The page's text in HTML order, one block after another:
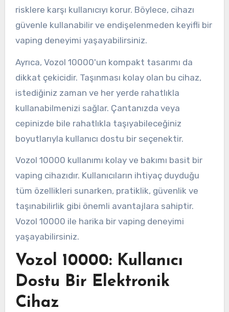
risklere karşı kullanıcıyı korur. Böylece, cihazı
güvenle kullanabilir ve endişelenmeden keyifli bir
vaping deneyimi yaşayabilirsiniz.
Ayrıca, Vozol 10000'un kompakt tasarımı da
dikkat çekicidir. Taşınması kolay olan bu cihaz,
istediğiniz zaman ve her yerde rahatlıkla
kullanabilmenizi sağlar. Çantanızda veya
cepinizde bile rahatlıkla taşıyabileceğiniz
boyutlarıyla kullanıcı dostu bir seçenektir.
Vozol 10000 kullanımı kolay ve bakımı basit bir
vaping cihazıdır. Kullanıcıların ihtiyaç duyduğu
tüm özellikleri sunarken, pratiklik, güvenlik ve
taşınabilirlik gibi önemli avantajlara sahiptir.
Vozol 10000 ile harika bir vaping deneyimi
yaşayabilirsiniz.
Vozol 10000: Kullanıcı
Dostu Bir Elektronik
Cihaz